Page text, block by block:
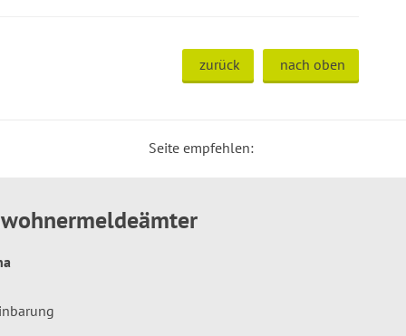
zurück nach oben
Seite empfehlen: